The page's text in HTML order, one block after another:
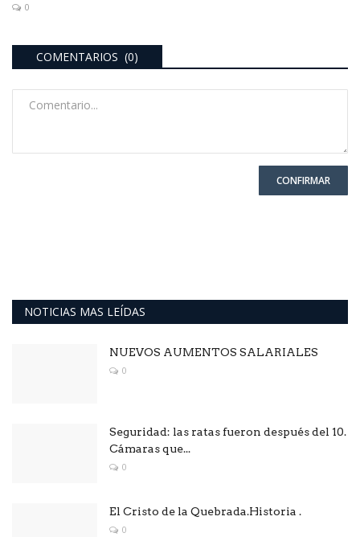
0
COMENTARIOS (0)
CONFIRMAR
NOTICIAS MAS LEÍDAS
NUEVOS AUMENTOS SALARIALES
0
Seguridad: las ratas fueron después del 10.
Cámaras que...
0
El Cristo de la Quebrada.Historia .
0